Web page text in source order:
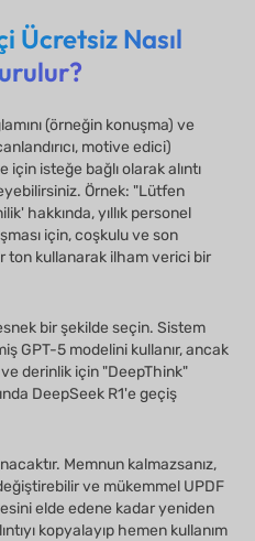
Ücretsiz Nasıl
(örneğin konuşma) ve
motive edici)
isteğe bağlı olarak alıntı
Örnek: "Lütfen
hakkında, yıllık personel
için, coşkulu ve son
ton kullanarak ilham verici bir
bir şekilde seçin. Sistem
GPT-5 modelini kullanır, ancak
ve derinlik için "DeepThink"
DeepSeek R1'e geçiş
Memnun kalmazsanız,
ve mükemmel UPDF
elde edene kadar yeniden
kopyalayıp hemen kullanım